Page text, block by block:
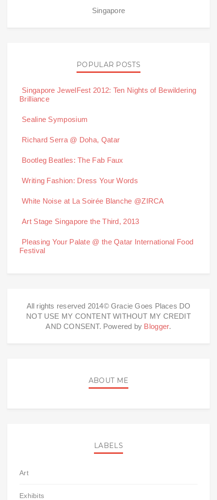
Singapore
POPULAR POSTS
Singapore JewelFest 2012: Ten Nights of Bewildering
Brilliance
Sealine Symposium
Richard Serra @ Doha, Qatar
Bootleg Beatles: The Fab Faux
Writing Fashion: Dress Your Words
White Noise at La Soirée Blanche @ZIRCA
Art Stage Singapore the Third, 2013
Pleasing Your Palate @ the Qatar International Food
Festival
All rights reserved 2014© Gracie Goes Places DO
NOT USE MY CONTENT WITHOUT MY CREDIT
AND CONSENT. Powered by Blogger.
ABOUT ME
LABELS
Art
Exhibits